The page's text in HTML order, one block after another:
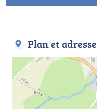
Plan et adresse